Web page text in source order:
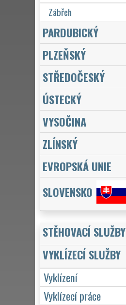
Zábřeh
PARDUBICKÝ
PLZEŇSKÝ
STŘEDOČESKÝ
ÚSTECKÝ
VYSOČINA
ZLÍNSKÝ
EVROPSKÁ UNIE
SLOVENSKO
STĚHOVACÍ SLUŽBY
VYKLÍZECÍ SLUŽBY
Vyklízení
Vyklízecí práce